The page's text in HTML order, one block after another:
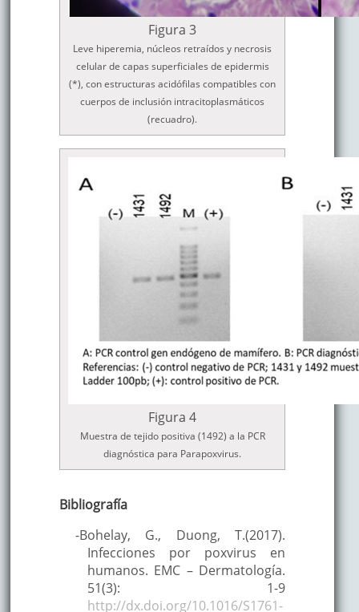
Figura 3
Leve hiperemia, núcleos retraídos y necrosis
celular de capas superficiales de epidermis
(*), con estructuras acidófilas compatibles con
cuerpos de inclusión intracitoplasmáticos
(recuadro).
Figura 4
Muestra de tejido positiva (1492) a la PCR
diagnóstica para Parapoxvirus.
Bibliografía
-Bohelay, G., Duong, T.(2017).
Infecciones por poxvirus en
humanos. EMC – Dermatología.
51(3): 1-9
http://dx.doi.org/10.1016/S1761-